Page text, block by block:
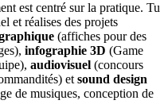
est centré sur la pratique. Tu
et réalises des projets
(affiches pour des
infographie 3D (Game
audiovisuel (concours
et sound design
de musiques, conception de